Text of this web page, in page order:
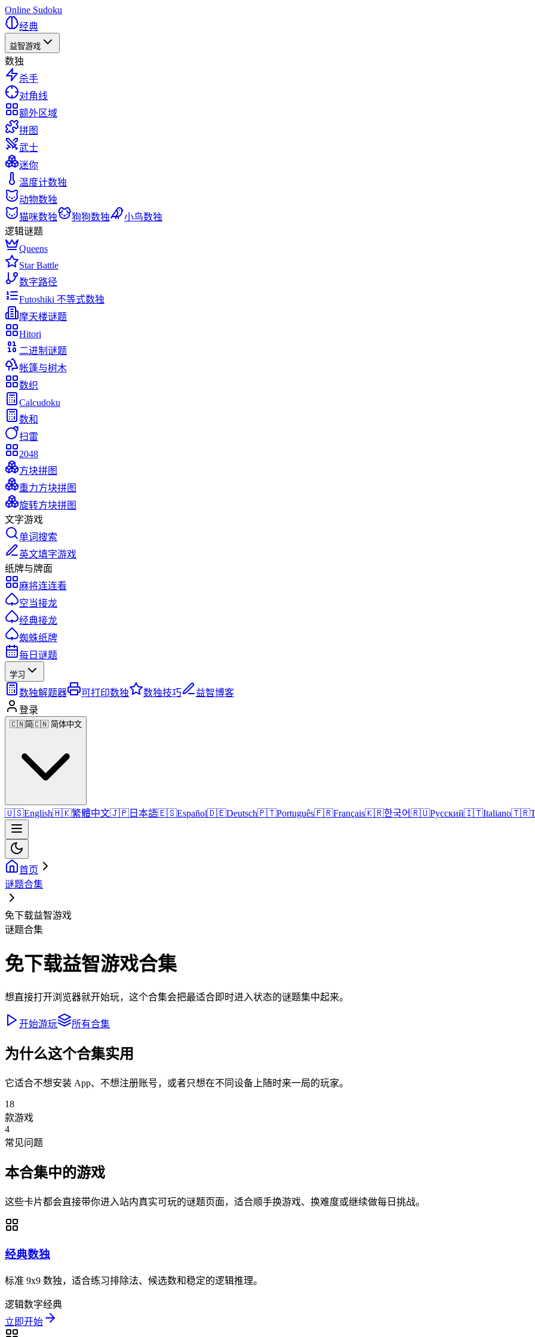
Online Sudoku
经典
益智游戏
数独
杀手
对角线
额外区域
拼图
武士
迷你
温度计数独
动物数独
猫咪数独
狗狗数独
小鸟数独
逻辑谜题
Queens
Star Battle
数字路径
Futoshiki 不等式数独
摩天楼谜题
Hitori
二进制谜题
帐篷与树木
数织
Calcudoku
数和
扫雷
2048
方块拼图
重力方块拼图
旋转方块拼图
文字游戏
单词搜索
英文填字游戏
纸牌与牌面
麻将连连看
空当接龙
经典接龙
蜘蛛纸牌
每日谜题
学习
数独解题器 可打印数独 数独技巧
益智博客
登录
🇨🇳简🇨🇳 简体中文
🇺🇸English🇭🇰繁體中文🇯🇵 日本語🇪🇸Español🇩🇪Deutsch🇵🇹Português🇫🇷Français🇰🇷한국어🇷🇺Русский🇮🇹Italiano🇹🇷
首页
谜题合集
免下载益智游戏
谜题合集
免下载益智游戏合集
想直接打开浏览器就开始玩，这个合集会把最适合即时进入状态的谜题集中起来。
开始游玩 所有合集
为什么这个合集实用
它适合不想安装 App、不想注册账号，或者只想在不同设备上随时来一局的玩家。
18
款游戏
4
常见问题
本合集中的游戏
这些卡片都会直接带你进入站内真实可玩的谜题页面，适合顺手换游戏、换难度或继续做每日挑战。
经典数独
标准 9x9 数独，适合练习排除法、候选数和稳定的逻辑推理。
逻辑数字经典
立即开始